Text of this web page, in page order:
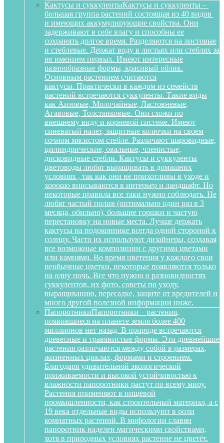
Кактусы и суккулентыКактусы и суккуленты –
большая группа растений состоящая из 40 видов
и имеющих аккумулирующие свойства. Они
задерживают в себе влагу и способны ее
сохранять долгое время. Разделяются на листовые
и стеблевые. Держат воду в листьях или стеблях за
не имением первых. Имеют интересные
разнообразные формы, красивый облик.
Основным растением считаются
кактусы. Практически в каждом из семейств
растений встречаются суккуленты. Такие виды
как Аизовые, Молочайные, Ластовневые,
Агавовые, Толстянковые. Они схожи по
внешнему виду и корневой системе. Имеют
синеватый налет, защитные колючки на своем
сочном мясистом стебле. Различают шаровидные,
цилиндрические, овальные, членистые,
дисковидные стебли. Кактусы и суккуленты
цветоводы любят выращивать в домашних
условиях , так как они не прихотливы в уходе и
хорошо вписываются в интерьер и ландшафт. Но
некоторые правила все таки нужно соблюдать. Не
любят частый полив (оптимально один раз в 3
месяца, обильно), большие горшки и частую
перестановку на новые места. Лучше держать
кактусы на подоконнике всегда одной стороной к
солнцу. Часто их используют дизайнеры, создавая
все возможные композиции с другими цветами
или камнями. Во время цветения у каждого свои
необычные цветки, некоторые появляются только
на одну ночь. Все что нужно о разновидностях
суккулентов, их фото, советы по уходу,
выращиванию, пересадке, защите от вредителей и
много другой полезной информации ниже.
ПапоротникиПапоротники – растения,
появившиеся на планете земля более 400
миллионов нет назад. В природе встречаются
древесные и травянистые формы. Эти древнейшие
растения различаются между собой в размерах,
жизненных циклах, формами и строением.
Благодаря удивительной экологической
приживаемости и высокой устойчивостью к
влажности папоротники растут по всему миру.
Растения применяют в пищевой
промышленности, как строительный материал, а с
19 века отдельные виды используют в роли
комнатных растений. В мифологии славян
папоротник наделен магическими свойствами,
хотя в природных условиях растение не цветёт.